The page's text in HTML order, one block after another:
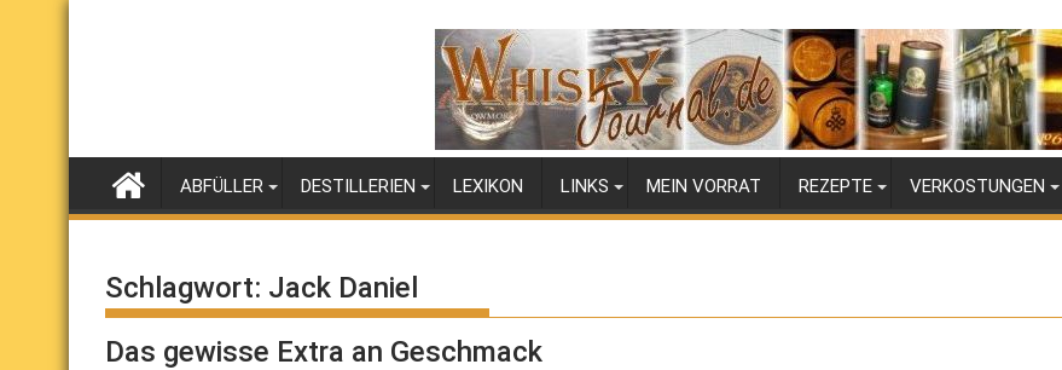
Skip
ABFÜLLER DESTILLERIEN LEXIKON LINKS MEIN VORRAT REZEPTE VERKOSTUNGEN
Schlagwort: Jack Daniel
Das gewisse Extra an Geschmack